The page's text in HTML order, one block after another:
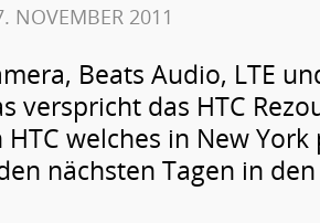
NOVEMBER 2011
Beats Audio, LTE
verspricht das HTC
HTC welches in New
nächsten Tagen in